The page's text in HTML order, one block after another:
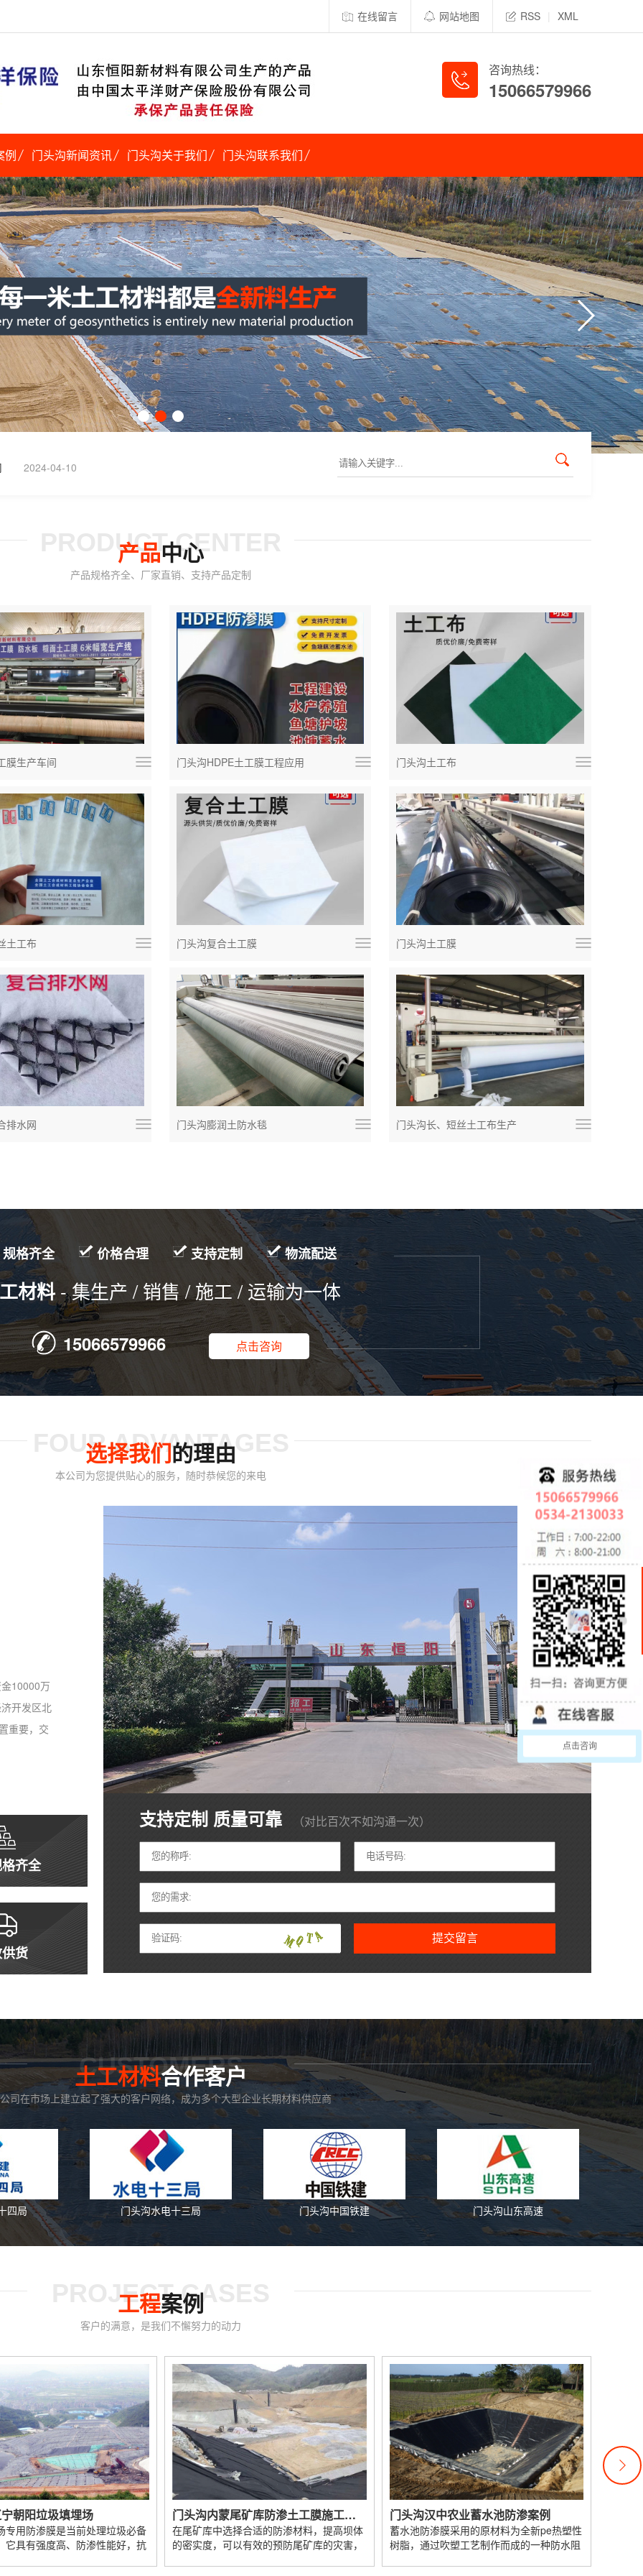
在线留言 网站地图 RSS XML
咨询热线：
15066579966
例 门头沟新闻资讯 门头沟关于我们 门头沟联系我们
2024-04-10
PRODUCT CENTER
产品中心
产品规格齐全、厂家直销、支持产品定制
膜生产车间 门头沟HDPE土工膜工程应用 门头沟土工布
土工布 门头沟复合土工膜 门头沟土工膜
排水网 门头沟膨润土防水毯 门头沟长、短丝土工布生产
规格齐全 价格合理 支持定制 物流配送
材料- 集生产 / 销售 / 施工 / 运输为一体
15066579966 点击咨询
FOUR ADVANTAGES
选择我们的理由
本公司为您提供贴心的服务，随时恭候您的来电
10000万
开发区北
重要，交
产品
公司主要
土工布、
复合排水
齐全
货
支持定制 质量可靠 （对比百次不如沟通一次）
提交留言
CUSTOMERS
土工材料合作客户
司在市场上建立起了强大的客户网络，成为多个大型企业长期材料供应商
四局 门头沟水电十三局 门头沟中国铁建 门头沟山东高速
PROJECT CASES
工程案例
客户的满意，是我们不懈努力的动力
选择合适的防渗材料，提高坝体
可以有效的预防尾矿库的灾害，
门头沟汉中农业蓄水池防渗案例
蓄水池防渗膜采用的原材料为全新pe热塑性
树脂，通过吹塑工艺制作而成的一种防水阻
门头沟秦皇岛景观工程施工案例
很多的人工景观湖、河道、游泳池、园林景
观水池，大部分都有渗漏问题，景观水的流
门头沟高铁聚丙烯土工布生产厂家
免费邮寄样品，先看后买
门头沟化工池用什么样的防渗膜
防渗膜也叫土工膜，主要起到防渗、隔离、防潮的作用，化工池需要抗酸碱、耐腐蚀，建...
门头沟池塘防渗膜生产厂家在哪
池塘防渗膜生产厂家，主要集中在山东德州，土工材料之乡，主要生产土工膜 防渗膜 土...
服
点击咨询